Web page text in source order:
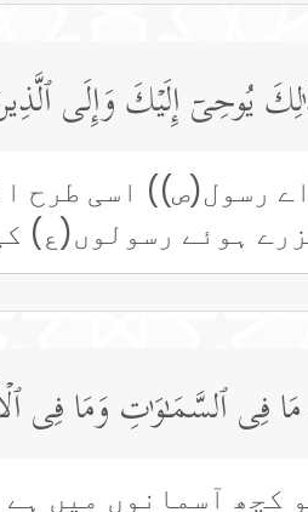
یُوحِیۤ إِلَیۡكَ وَإِلَى
رسول(ص)) اسی طرح
ہوئے رسولوں(ع)
مَا فِی ٱلسَّمَـٰوَ ٰ⁠تِ وَمَا فِی
کچھ آسمانوں میں